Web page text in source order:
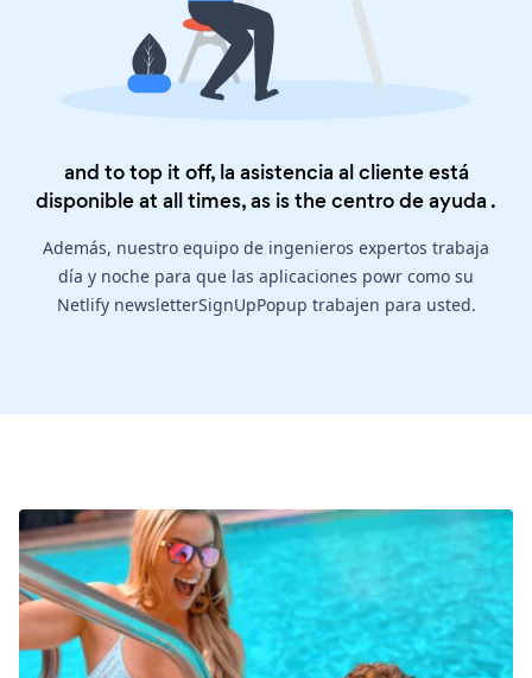
and to top it off, la asistencia al cliente está
disponible at all times, as is thecentro de ayuda .
Además, nuestro equipo de ingenieros expertos trabaja
día y noche para que las aplicaciones powr como su
Netlify newsletterSignUpPopup trabajen para usted.